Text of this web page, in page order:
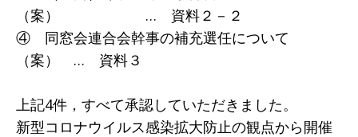
（案） … 資料２－２
④ 同窓会連合会幹事の補充選任について
（案） … 資料３
上記4件，すべて承認していただきました。
新型コロナウイルス感染拡大防止の観点から開催